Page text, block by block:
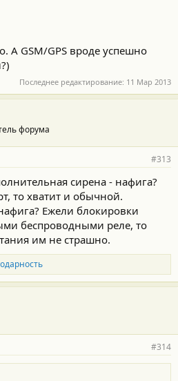
А GSM/GPS вроде успешно
Последнее редактирование: 11 Мар 2013
форума
#313
сирена - нафига?
то хватит и обычной.
Ежели блокировки
беспроводными реле, то
им не страшно.
#314